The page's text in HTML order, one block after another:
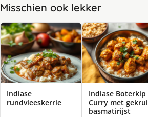
Misschien ook lekker
Indiase
rundvleeskerrie
Indiase Boterkip
Curry met
basmatirijst